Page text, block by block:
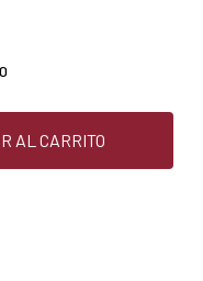
AL CARRITO